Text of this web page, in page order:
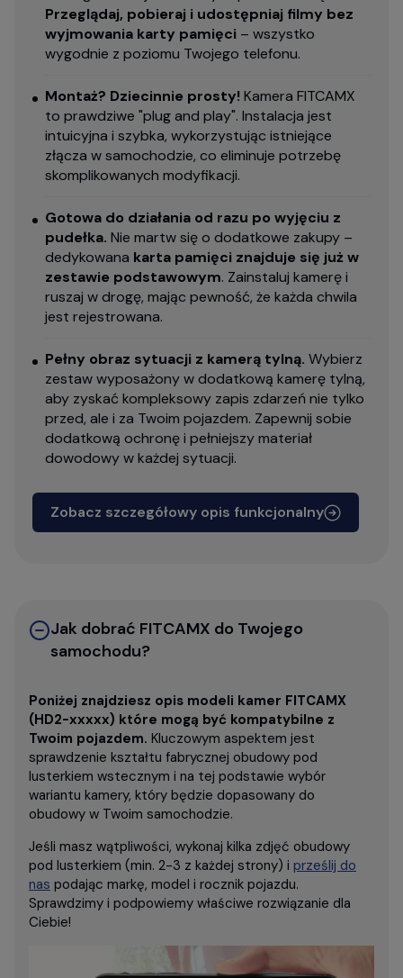
Przeglądaj, pobieraj i udostępniaj filmy bez
wyjmowania karty pamięci – wszystko
wygodnie z poziomu Twojego telefonu.
Montaż? Dziecinnie prosty! Kamera FITCAMX
to prawdziwe "plug and play". Instalacja jest
intuicyjna i szybka, wykorzystując istniejące
złącza w samochodzie, co eliminuje potrzebę
skomplikowanych modyfikacji.
Gotowa do działania od razu po wyjęciu z
pudełka. Nie martw się o dodatkowe zakupy –
dedykowana karta pamięci znajduje się już w
zestawie podstawowym. Zainstaluj kamerę i
ruszaj w drogę, mając pewność, że każda chwila
jest rejestrowana.
Pełny obraz sytuacji z kamerą tylną. Wybierz
zestaw wyposażony w dodatkową kamerę tylną,
aby zyskać kompleksowy zapis zdarzeń nie tylko
przed, ale i za Twoim pojazdem. Zapewnij sobie
dodatkową ochronę i pełniejszy materiał
dowodowy w każdej sytuacji.
Zobacz szczegółowy opis funkcjonalny
Jak dobrać FITCAMX do Twojego
samochodu?
Poniżej znajdziesz opis modeli kamer FITCAMX
(HD2-xxxxx) które mogą być kompatybilne z
Twoim pojazdem. Kluczowym aspektem jest
sprawdzenie kształtu fabrycznej obudowy pod
lusterkiem wstecznym i na tej podstawie wybór
wariantu kamery, który będzie dopasowany do
obudowy w Twoim samochodzie.
Jeśli masz wątpliwości, wykonaj kilka zdjęć obudowy
pod lusterkiem (min. 2-3 z każdej strony) i prześlij do
nas podając markę, model i rocznik pojazdu.
Sprawdzimy i podpowiemy właściwe rozwiązanie dla
Ciebie!